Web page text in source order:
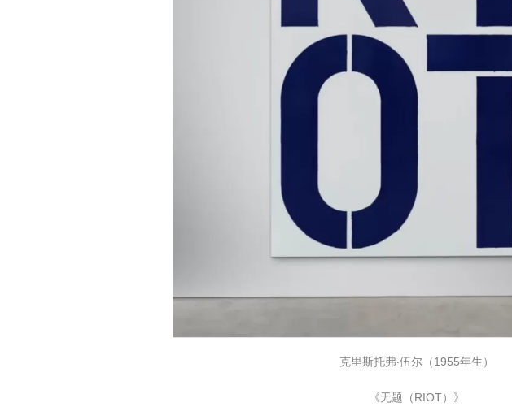
克里斯托弗‧伍尔（1955年生）
《无题（RIOT）》